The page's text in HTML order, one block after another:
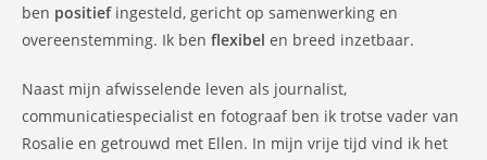
ben positiefingesteld, gericht op samenwerking en
overeenstemming. Ik ben flexibel en breed inzetbaar.
Naast mijn afwisselende leven als journalist,
communicatiespecialist en fotograaf ben ik trotse vader van
Rosalie en getrouwd met Ellen. In mijn vrije tijd vind ik het